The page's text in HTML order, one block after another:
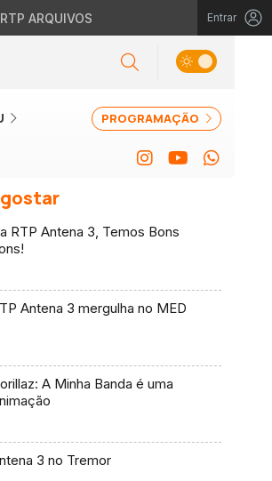
RTP ARQUIVOS Entrar
PROGRAMAÇÃO
RTP Antena 3, Temos Bons
Antena 3 mergulha no MED
A Minha Banda é uma
3 no Tremor